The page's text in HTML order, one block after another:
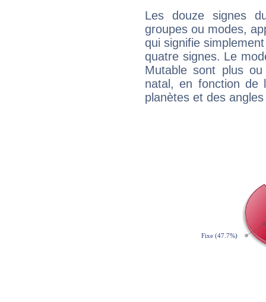
Les douze signes
groupes ou modes,
qui signifie
quatre signes. Le
Mutable sont plus
natal, en fonction de
planètes et des